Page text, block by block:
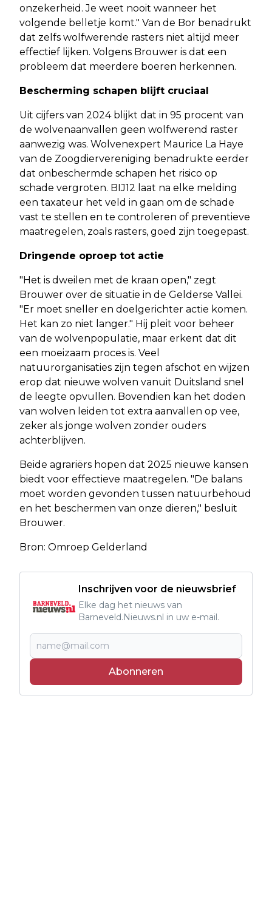
onzekerheid. Je weet nooit wanneer het
volgende belletje komt." Van de Bor benadrukt
dat zelfs wolfwerende rasters niet altijd meer
effectief lijken. Volgens Brouwer is dat een
probleem dat meerdere boeren herkennen.
Bescherming schapen blijft cruciaal
Uit cijfers van 2024 blijkt dat in 95 procent van
de wolvenaanvallen geen wolfwerend raster
aanwezig was. Wolvenexpert Maurice La Haye
van de Zoogdiervereniging benadrukte eerder
dat onbeschermde schapen het risico op
schade vergroten. BIJ12 laat na elke melding
een taxateur het veld in gaan om de schade
vast te stellen en te controleren of preventieve
maatregelen, zoals rasters, goed zijn toegepast.
Dringende oproep tot actie
"Het is dweilen met de kraan open," zegt
Brouwer over de situatie in de Gelderse Vallei.
"Er moet sneller en doelgerichter actie komen.
Het kan zo niet langer." Hij pleit voor beheer
van de wolvenpopulatie, maar erkent dat dit
een moeizaam proces is. Veel
natuurorganisaties zijn tegen afschot en wijzen
erop dat nieuwe wolven vanuit Duitsland snel
de leegte opvullen. Bovendien kan het doden
van wolven leiden tot extra aanvallen op vee,
zeker als jonge wolven zonder ouders
achterblijven.
Beide agrariërs hopen dat 2025 nieuwe kansen
biedt voor effectieve maatregelen. "De balans
moet worden gevonden tussen natuurbehoud
en het beschermen van onze dieren," besluit
Brouwer.
Bron: Omroep Gelderland
Inschrijven voor de nieuwsbrief
Elke dag het nieuws van
Barneveld.Nieuws.nl in uw e-mail.
Abonneren